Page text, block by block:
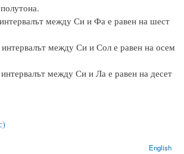
между Си и Фа е равен на шест
интервалът между Си и Сол е равен на осем
между Си и Ла е равен на десет
English